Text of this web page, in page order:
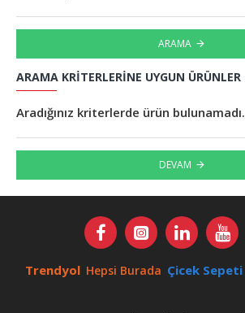
ARAMA
ARAMA KRITERLERINE UYGUN ÜRÜNLER
Aradığınız kriterlerde ürün bulunamadı.
DEVAM
Trendyol Hepsi Burada Çicek Sepeti